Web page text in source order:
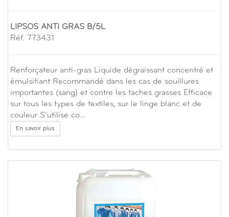
LIPSOS ANTI GRAS B/5L
Réf. 773431
Renforçateur anti-gras Liquide dégraissant concentré et
émulsifiant Recommandé dans les cas de souillures
importantes (sang) et contre les taches grasses Efficace
sur tous les types de textiles, sur le linge blanc et de
couleur S’utilise co…
En savoir plus